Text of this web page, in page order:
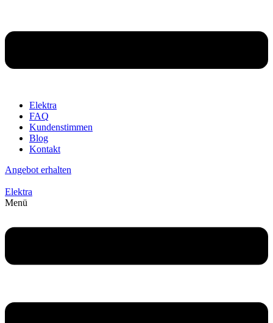
Elektra
FAQ
Kundenstimmen
Blog
Kontakt
Angebot erhalten
Elektra
Menü